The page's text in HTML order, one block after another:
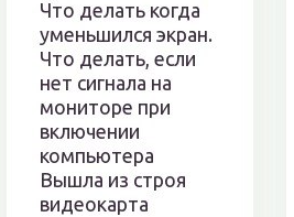
Что делать когда
уменьшился экран.
Что делать, если
нет сигнала на
мониторе при
включении
компьютера
Вышла из строя
видеокарта